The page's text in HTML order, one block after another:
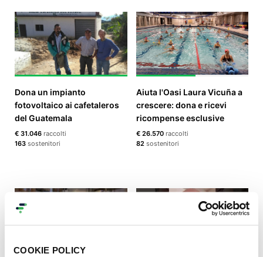
COOKIE POLICY
Dona un impianto
fotovoltaico ai cafetaleros
del Guatemala
€ 31.046 raccolti
163 sostenitori
Aiuta l'Oasi Laura Vicuña a
crescere: dona e ricevi
ricompense esclusive
€ 26.570 raccolti
82 sostenitori